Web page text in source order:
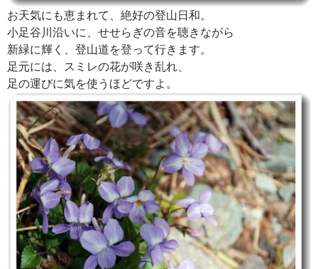
お天気にも恵まれて、絶好の登山日和。
小足谷川沿いに、せせらぎの音を聴きながら
新緑に輝く、登山道を登って行きます。
足元には、スミレの花が咲き乱れ、
足の運びに気を使うほどですよ。